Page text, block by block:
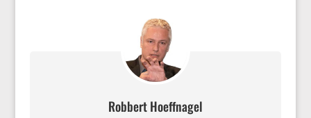
Robbert Hoeffnagel